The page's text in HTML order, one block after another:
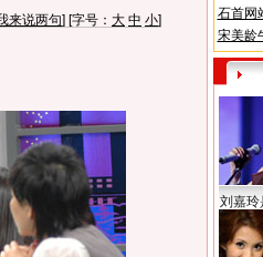
来说两句] [字号： 大 中 小]
石首网
宋美龄
刘嘉玲